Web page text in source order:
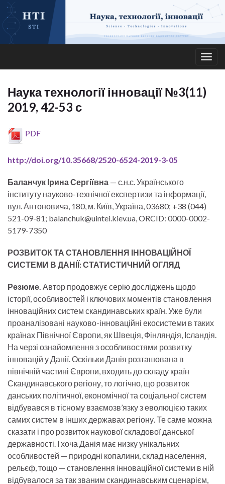
Наука технології інновації №3(11)
2019, 42-53 с
PDF
http://doi.org/10.35668/2520-6524-2019-3-05
Баланчук Ірина Сергіївна — с.н.с. Українського
інституту науково-технічної експертизи та інформації,
вул. Антоновича, 180, м. Київ, Україна, 03680; +38 (044)
521-09-81; balanchuk@uintei.kiev.ua, ORCID: 0000-0002-
5179-7350
РОЗВИТОК ТА СТАНОВЛЕННЯ ІННОВАЦІЙНОЇ
СИСТЕМИ В ДАНІЇ: СТАТИСТИЧНИЙ ОГЛЯД
Резюме. Автор продовжує серію досліджень щодо
історії, особливостей і ключових моментів становлення
інноваційних систем скандинавських країн. Уже були
проаналізовані науково-інноваційні екосистеми в таких
країнах Північної Європи, як Швеція, Фінляндія, Ісландія.
На черзі ознайомлення з особливостями розвитку
інновацій у Данії. Оскільки Данія розташована в
північній частині Європи, входить до складу країн
Скандинавського регіону, то логічно, що розвиток
данських політичної, економічної та соціальної систем
відбувався в тісному взаємозв’язку з еволюцією таких
самих систем в інших державах регіону. Те саме можна
сказати і про розвиток наукової складової данської
державності. І хоча Данія має низку унікальних
особливостей — природні копалини, склад населення,
рельєф, тощо — становлення інноваційної системи в ній
відбувалося за так званим скандинавським сценарієм,